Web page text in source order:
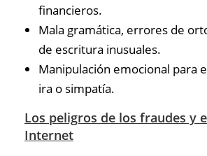
financieros.
Mala gramática, errores de
de escritura inusuales.
Manipulación emocional para
ira o simpatía.
Los peligros de los fraudes y
Internet